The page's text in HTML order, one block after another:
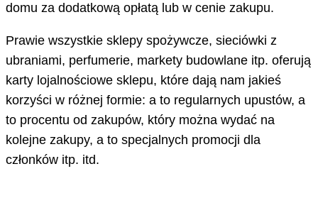
domu za dodatkową opłatą lub w cenie zakupu.
Prawie wszystkie sklepy spożywcze, sieciówki z
ubraniami, perfumerie, markety budowlane itp. oferują
karty lojalnościowe sklepu, które dają nam jakieś
korzyści w różnej formie: a to regularnych upustów, a
to procentu od zakupów, który można wydać na
kolejne zakupy, a to specjalnych promocji dla
członków itp. itd.